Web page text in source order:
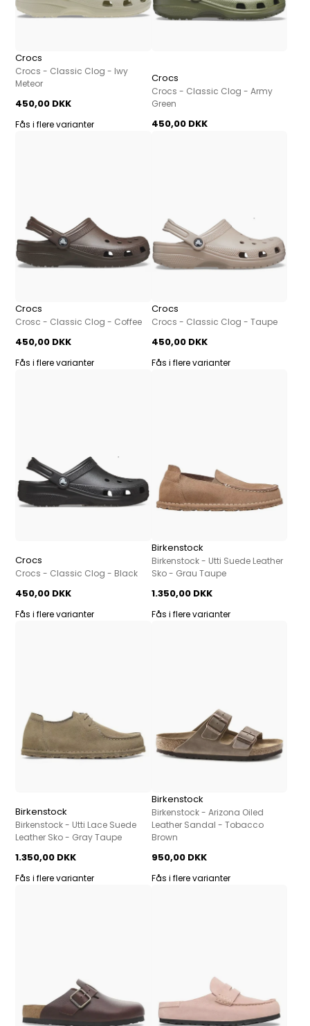
Crocs
Crocs - Classic Clog - Iwy
Meteor
450,00 DKK
Fås i flere varianter
Crocs
Crocs - Classic Clog - Army
Green
450,00 DKK
Crocs
Crosc - Classic Clog - Coffee
450,00 DKK
Fås i flere varianter
Crocs
Crocs - Classic Clog - Taupe
450,00 DKK
Fås i flere varianter
Crocs
Crocs - Classic Clog - Black
450,00 DKK
Fås i flere varianter
Birkenstock
Birkenstock - Utti Suede Leather
Sko - Grau Taupe
1.350,00 DKK
Fås i flere varianter
Birkenstock
Birkenstock - Utti Lace Suede
Leather Sko - Gray Taupe
1.350,00 DKK
Fås i flere varianter
Birkenstock
Birkenstock - Arizona Oiled
Leather Sandal - Tobacco
Brown
950,00 DKK
Fås i flere varianter